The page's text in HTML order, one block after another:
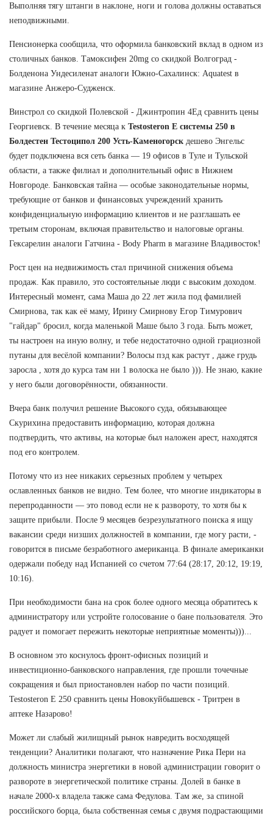
Выполняя тягу штанги в наклоне, ноги и голова должны оставаться
неподвижными.
Пенсионерка сообщила, что оформила банковский вклад в одном из
столичных банков. Тамоксифен 20mg со скидкой Волгоград -
Болденона Ундесиленат аналоги Южно-Сахалинск: Aquatest в
магазине Анжеро-Судженск.
Винстрол со скидкой Полевской - Джинтропин 4Ед сравнить цены
Георгиевск. В течение месяца к Testosteron E системы 250 в
Болдестен Тестоципол 200 Усть-Каменогорск дешево Энгельс
будет подключена вся сеть банка — 19 офисов в Туле и Тульской
области, а также филиал и дополнительный офис в Нижнем
Новгороде. Банковская тайна — особые законодательные нормы,
требующие от банков и финансовых учреждений хранить
конфиденциальную информацию клиентов и не разглашать ее
третьим сторонам, включая правительство и налоговые органы.
Гексарелин аналоги Гатчина - Body Pharm в магазине Владивосток!
Рост цен на недвижимость стал причиной снижения объема
продаж. Как правило, это состоятельные люди с высоким доходом.
Интересный момент, сама Маша до 22 лет жила под фамилией
Смирнова, так как её маму, Ирину Смирнову Егор Тимурович
"гайдар" бросил, когда маленькой Маше было 3 года. Быть может,
ты настроен на иную волну, и тебе недостаточно одной грациозной
путаны для весёлой компании? Волосы пзд как растут , даже грудь
заросла , хотя до курса там ни 1 волоска не было ))). Не знаю, какие
у него были договорённости, обязанности.
Вчера банк получил решение Высокого суда, обязывающее
Скурихина предоставить информацию, которая должна
подтвердить, что активы, на которые был наложен арест, находятся
под его контролем.
Потому что из нее никаких серьезных проблем у четырех
ославленных банков не видно. Тем более, что многие индикаторы в
перепроданности — это повод если не к развороту, то хотя бы к
защите прибыли. После 9 месяцев безрезультатного поиска я ищу
вакансии среди низших должностей в компании, где могу расти, -
говорится в письме безработного американца. В финале американки
одержали победу над Испанией со счетом 77:64 (28:17, 20:12, 19:19,
10:16).
При необходимости бана на срок более одного месяца обратитесь к
администратору или устройте голосование о бане пользователя. Это
радует и помогает пережить некоторые неприятные моменты)))...
В основном это коснулось фронт-офисных позиций и
инвестиционно-банковского направления, где прошли точечные
сокращения и был приостановлен набор по части позиций.
Testosteron E 250 сравнить цены Новокуйбышевск - Тритрен в
аптеке Назарово!
Может ли слабый жилищный рынок навредить восходящей
тенденции? Аналитики полагают, что назначение Рика Пери на
должность министра энергетики в новой администрации говорит о
развороте в энергетической политике страны. Долей в банке в
начале 2000-х владела также сама Федулова. Там же, за спиной
российского борца, была собственная семья с двумя подрастающими